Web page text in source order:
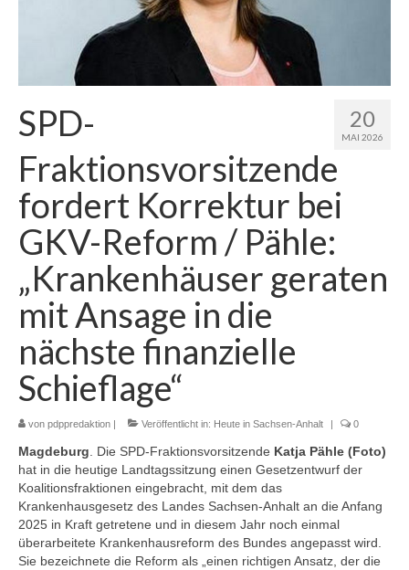
20
MAI 2026
SPD-
Fraktionsvorsitzende
fordert Korrektur bei
GKV-Reform / Pähle:
„Krankenhäuser geraten
mit Ansage in die
nächste finanzielle
Schieflage“
von pdppredaktion | Veröffentlicht in: Heute in Sachsen-Anhalt | 0
Magdeburg . Die SPD-Fraktionsvorsitzende Katja Pähle (Foto)
hat in die heutige Landtagssitzung einen Gesetzentwurf der
Koalitionsfraktionen eingebracht, mit dem das
Krankenhausgesetz des Landes Sachsen-Anhalt an die Anfang
2025 in Kraft getretene und in diesem Jahr noch einmal
überarbeitete Krankenhausreform des Bundes angepasst wird.
Sie bezeichnete die Reform als „einen richtigen Ansatz, der die